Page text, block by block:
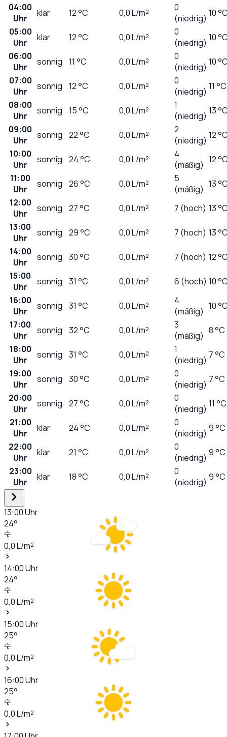
04:00
Uhr
klar 12°C 0,0L/m²
0
(niedrig) 10
05:00
Uhr
klar 12°C 0,0L/m²
0
(niedrig) 10
06:00
Uhr
sonnig 11 °C 0,0L/m²
0
(niedrig) 10
07:00
Uhr
sonnig 12°C 0,0L/m²
0
(niedrig) 11 °C
08:00
Uhr
sonnig 15°C 0,0L/m²
1
(niedrig) 13
09:00
Uhr
sonnig 22°C 0,0L/m²
2
(niedrig) 12
10:00
Uhr
sonnig 24°C 0,0L/m²
4
(mäßig) 12
11:00
Uhr
sonnig 26°C 0,0L/m²
5
(mäßig) 13
12:00
Uhr
sonnig 27°C 0,0L/m² 7 (hoch) 13
13:00
Uhr
sonnig 29°C 0,0L/m² 7 (hoch) 13
14:00
Uhr
sonnig 30°C 0,0L/m² 7 (hoch) 12
15:00
Uhr
sonnig 31 °C 0,0L/m² 6 (hoch) 10
16:00
Uhr
sonnig 31 °C 0,0L/m²
4
(mäßig) 10
17:00
Uhr
sonnig 32°C 0,0L/m²
3
(mäßig) 8 °C
18:00
Uhr
sonnig 31 °C 0,0L/m²
1
(niedrig) 7 °C
19:00
Uhr
sonnig 30°C 0,0L/m²
0
(niedrig) 7 °C
20:00
Uhr
sonnig 27°C 0,0L/m²
0
(niedrig) 11 °C
21:00
Uhr
klar 24°C 0,0L/m²
0
(niedrig) 9 °C
22:00
Uhr
klar 21 °C 0,0L/m²
0
(niedrig) 9 °C
23:00
Uhr
klar 18°C 0,0L/m²
0
(niedrig) 9 °C
13:00Uhr
24°
0,0L/m²
14:00Uhr
24°
0,0L/m²
15:00Uhr
25°
0,0L/m²
16:00Uhr
25°
0,0L/m²